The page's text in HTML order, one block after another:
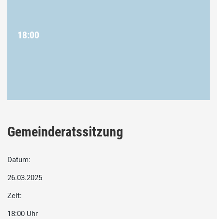
18:00
Gemeinderatssitzung
Datum:
26.03.2025
Zeit:
18:00 Uhr